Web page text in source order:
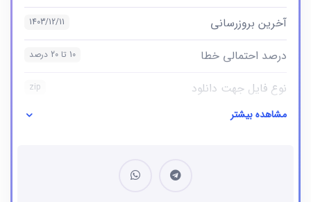
آخرین بروزرسانی 1403/12/11
درصد احتمالی خطا 10 تا 20 درصد
نوع فایل جهت دانلود zip
نوع فایل بانک شماره موبایل مشاهده بیشتر